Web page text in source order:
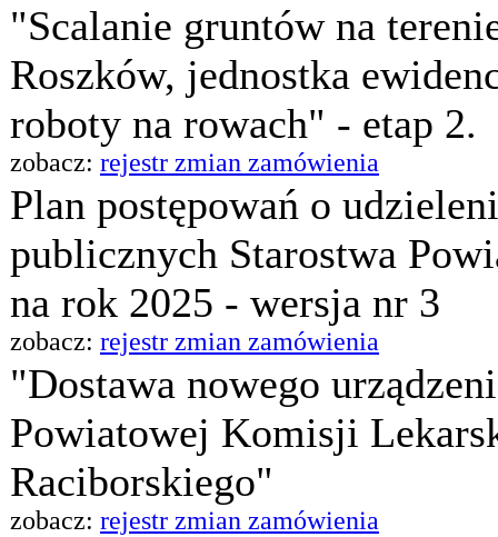
"Scalanie gruntów na
Roszków, jednostka
roboty na rowach" - etap 2.
zobacz: rejestr zmian zamówienia
Plan postępowań o
publicznych Starostwa
na rok 2025 - wersja nr 3
zobacz: rejestr zmian zamówienia
"Dostawa nowego
Powiatowej Komisji
Raciborskiego"
zobacz: rejestr zmian zamówienia